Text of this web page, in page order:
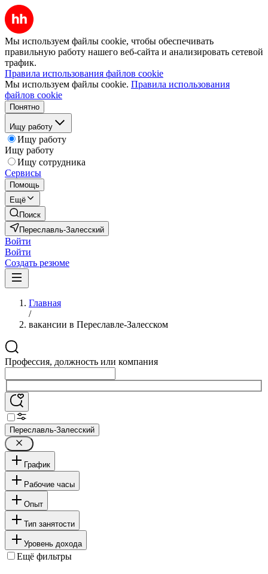
Мы используем файлы cookie, чтобы обеспечивать
правильную работу нашего веб-сайта и анализировать сетевой
трафик.
Правила использования файлов cookie
Мы используем файлы cookie. Правила использования
файлов cookie
Понятно
Ищу работу
Ищу работу
Ищу работу
Ищу сотрудника
Сервисы
Помощь
Ещё
Поиск
Переславль-Залесский
Войти
Войти
Создать резюме
Главная
/
вакансии в Переславле-Залесском
Профессия, должность или компания
Переславль-Залесский
График
Рабочие часы
Опыт
Тип занятости
Уровень дохода
Ещё фильтры